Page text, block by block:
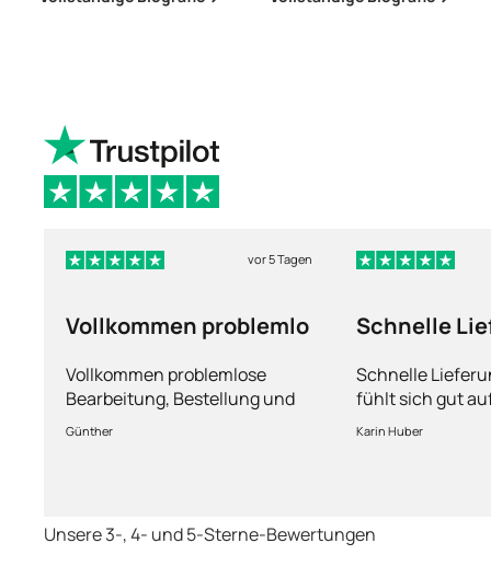
vor 5 Tagen
Vollkommen problemlo
Vollkommen problemlose
Bearbeitung, Bestellung und
Lieferung
Günther
Schnelle
Schnelle
fühlt sich gut
Fragen kann
Karin Huber
Unsere 3-, 4- und 5-Sterne-Bewertungen